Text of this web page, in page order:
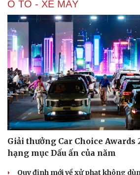
Ô TÔ - XE MÁY
Giải thưởng Car Choice Awards
hạng mục Dấu ấn của năm
Quy định mới về xử phạt không